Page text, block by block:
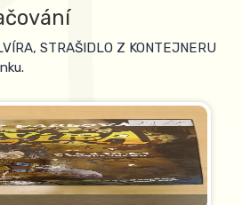
STRAŠIDLO Z KONTEJNERU